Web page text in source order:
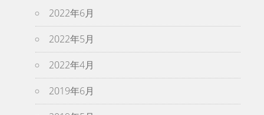
2022年6月
2022年5月
2022年4月
2019年6月